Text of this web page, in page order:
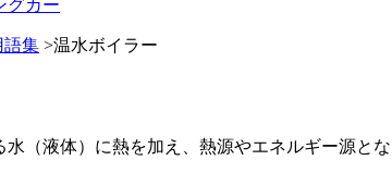
グカー
語集 >温水ボイラー
（液体）に熱を加え、熱源やエネルギー源と